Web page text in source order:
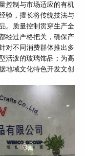
制与市场适应的有机
验，擅长将传统技法与
。质量控制贯穿生产全
经过严格把关，确保产
对不同消费群体推出多
活泼的玻璃饰品；为高
地域文化特色开发文创